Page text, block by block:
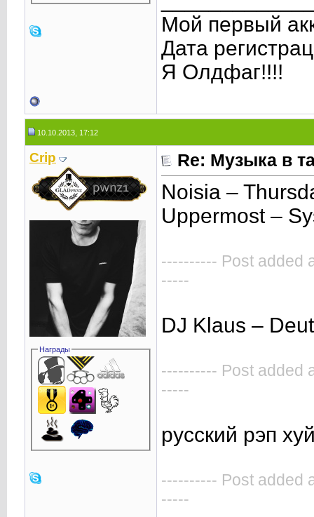
Мой первый
Дата
Я Олдфаг!!!!
10.10.2013, 17:12
Crip
Награды
Re: Музыка в
Noisia –
Uppermost –
---------- Post added
-----
DJ Klaus –
---------- Post added
-----
русский рэп
---------- Post added
-----